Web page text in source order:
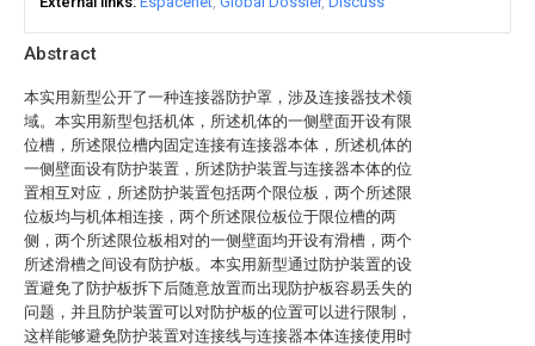
Abstract
本实用新型公开了一种连接器防护罩，涉及连接器技术领
域。本实用新型包括机体，所述机体的一侧壁面开设有限
位槽，所述限位槽内固定连接有连接器本体，所述机体的
一侧壁面设有防护装置，所述防护装置与连接器本体的位
置相互对应，所述防护装置包括两个限位板，两个所述限
位板均与机体相连接，两个所述限位板位于限位槽的两
侧，两个所述限位板相对的一侧壁面均开设有滑槽，两个
所述滑槽之间设有防护板。本实用新型通过防护装置的设
置避免了防护板拆下后随意放置而出现防护板容易丢失的
问题，并且防护装置可以对防护板的位置可以进行限制，
这样能够避免防护装置对连接线与连接器本体连接使用时